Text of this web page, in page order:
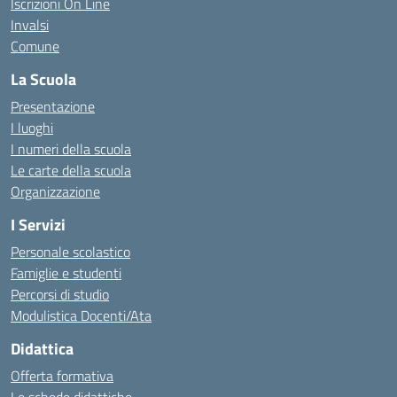
Invalsi
Comune
La Scuola
Presentazione
I luoghi
I numeri della scuola
Le carte della scuola
Organizzazione
I Servizi
Personale scolastico
Famiglie e studenti
Percorsi di studio
Modulistica Docenti/Ata
Didattica
Offerta formativa